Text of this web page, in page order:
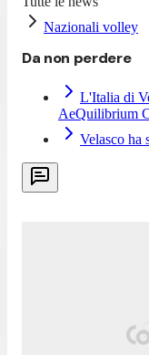
Nazionali volley
Da non perdere
L'Italia di
AeQuilibrium
Velasco ha